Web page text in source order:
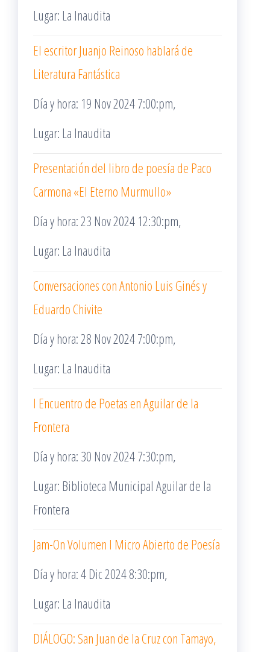
Lugar: La Inaudita
El escritor Juanjo Reinoso hablará de
Literatura Fantástica
Día y hora: 19 Nov 2024 7:00:pm,
Lugar: La Inaudita
Presentación del libro de poesía de Paco
Carmona «El Eterno Murmullo»
Día y hora: 23 Nov 2024 12:30:pm,
Lugar: La Inaudita
Conversaciones con Antonio Luis Ginés y
Eduardo Chivite
Día y hora: 28 Nov 2024 7:00:pm,
Lugar: La Inaudita
I Encuentro de Poetas en Aguilar de la
Frontera
Día y hora: 30 Nov 2024 7:30:pm,
Lugar: Biblioteca Municipal Aguilar de la
Frontera
Jam-On Volumen I Micro Abierto de Poesía
Día y hora: 4 Dic 2024 8:30:pm,
Lugar: La Inaudita
DIÁLOGO: San Juan de la Cruz con Tamayo,